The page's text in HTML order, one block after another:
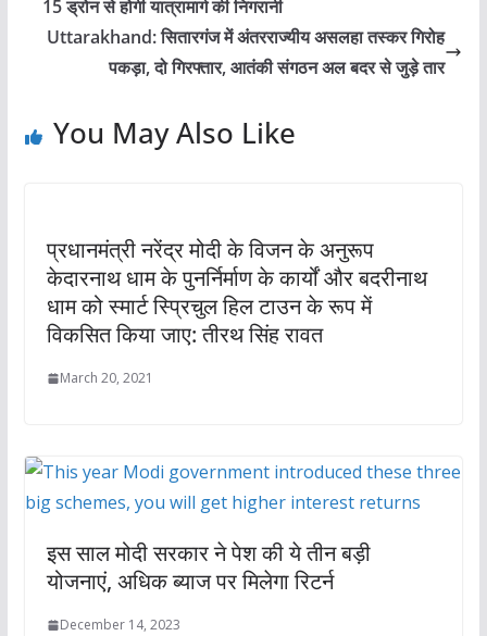
15 ड्रोन से होगी यात्रामार्ग की निगरानी
Uttarakhand: सितारगंज में अंतरराज्यीय असलहा तस्कर गिरोह
पकड़ा, दो गिरफ्तार, आतंकी संगठन अल बदर से जुड़े तार
You May Also Like
प्रधानमंत्री नरेंद्र मोदी के विजन के अनुरूप
केदारनाथ धाम के पुनर्निर्माण के कार्यों और बदरीनाथ
धाम को स्मार्ट स्प्रिचुल हिल टाउन के रूप में
विकसित किया जाए: तीरथ सिंह रावत
March 20, 2021
इस साल मोदी सरकार ने पेश की ये तीन बड़ी
योजनाएं, अधिक ब्याज पर मिलेगा रिटर्न
December 14, 2023